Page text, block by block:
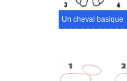
Un cheval basique